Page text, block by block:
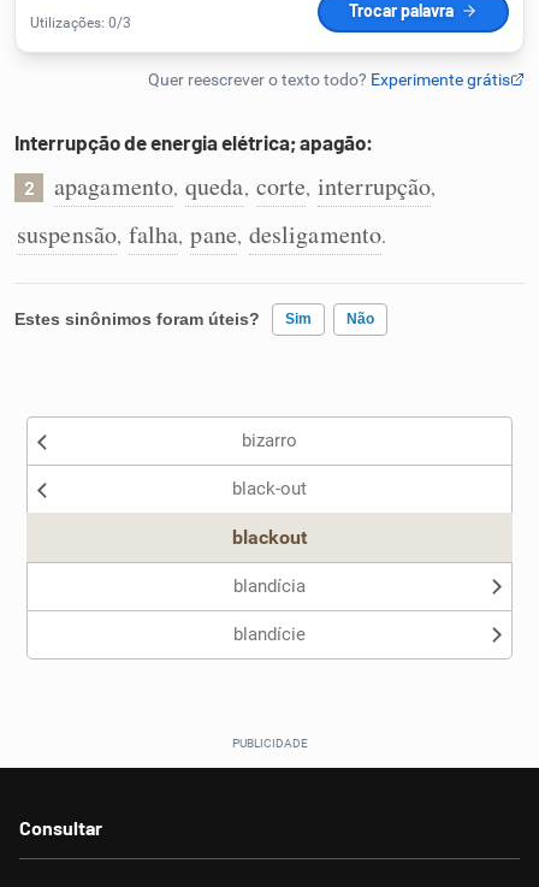
Humanizador de IA
Cata-letras
Conexões
Caça-palavras
Dicionário
Interrupção de energia elétrica; apagão:
2 apagamento, queda, corte, interrupção,
suspensão, falha, pane, desligamento.
Estes sinônimos foram úteis? Sim Não
Nenhum dos sinônimos apresentados me ajudou
bizarro
black-out
blackout
blandícia
blandície
Consultar